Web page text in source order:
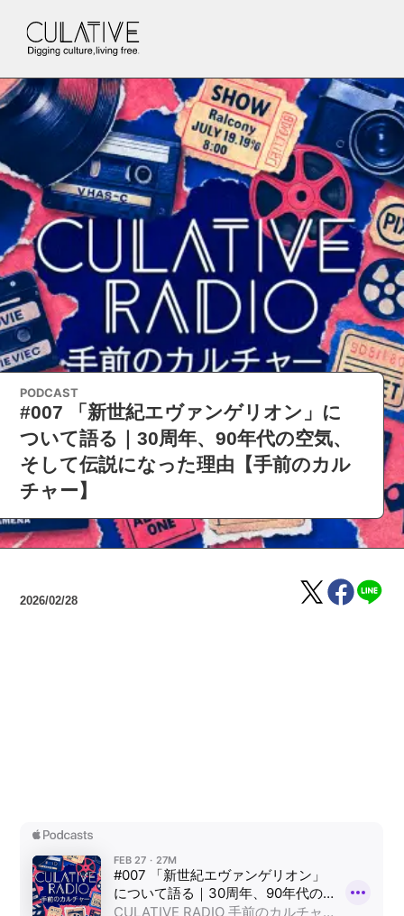
PODCAST
#007 「新世紀エヴァンゲリオン」に
ついて語る｜30周年、90年代の空気、
そして伝説になった理由【手前のカル
チャー】
2026/02/28